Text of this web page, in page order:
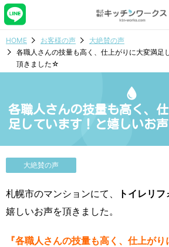
HOME お客様の声
大絶賛の声
各職人さんの技量も高く、仕上がりに大変満足
頂きました☆
各職人さんの技量も高く、
足しています！と嬉しいお
大絶賛の声
札幌市のマンションにて、 トイレリ
嬉しいお声を頂きました。
『各職人さんの技量も高く、仕上が